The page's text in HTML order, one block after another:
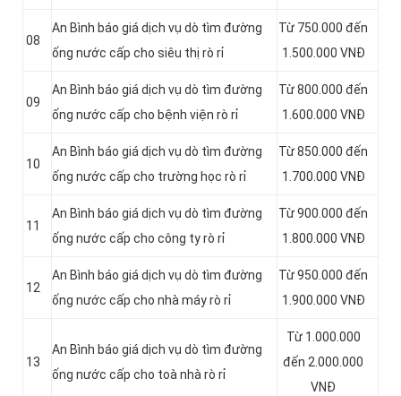
08
An Bình báo giá dịch vụ dò tìm đường
ống nước cấp cho siêu thị rò rỉ
Từ 750.000 đến
1.500.000 VNĐ
09
An Bình báo giá dịch vụ dò tìm đường
ống nước cấp cho bệnh viện rò rỉ
Từ 800.000 đến
1.600.000 VNĐ
10
An Bình báo giá dịch vụ dò tìm đường
ống nước cấp cho trường học rò rỉ
Từ 850.000 đến
1.700.000 VNĐ
11
An Bình báo giá dịch vụ dò tìm đường
ống nước cấp cho công ty rò rỉ
Từ 900.000 đến
1.800.000 VNĐ
12
An Bình báo giá dịch vụ dò tìm đường
ống nước cấp cho nhà máy rò rỉ
Từ 950.000 đến
1.900.000 VNĐ
13
An Bình báo giá dịch vụ dò tìm đường
ống nước cấp cho toà nhà rò rỉ
Từ 1.000.000
đến 2.000.000
VNĐ